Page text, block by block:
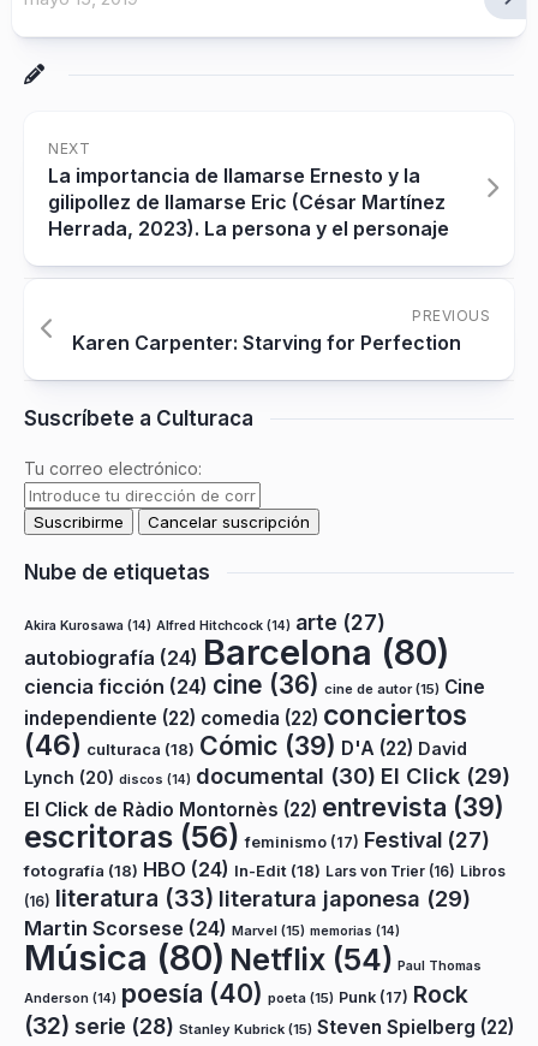
NEXT
La importancia de llamarse Ernesto y la
gilipollez de llamarse Eric (César Martínez
Herrada, 2023). La persona y el personaje
PREVIOUS
Karen Carpenter: Starving for Perfection
Suscríbete a Culturaca
Tu correo electrónico:
Nube de etiquetas
Akira Kurosawa (14) Alfred Hitchcock (14) arte (27)
autobiografía (24) Barcelona (80)
ciencia ficción (24) cine (36) cine de autor(15) Cine
independiente (22) comedia (22) conciertos
(46) culturaca (18) Cómic (39) D'A (22) David
Lynch (20) discos (14) documental (30) El Click (29)
El Click de Ràdio Montornès (22) entrevista (39)
escritoras (56) feminismo (17) Festival (27)
fotografía (18) HBO (24) In-Edit (18) Lars von Trier (16) Libros
(16) literatura (33) literatura japonesa (29)
Martin Scorsese (24) Marvel (15) memorias (14)
Música (80) Netflix (54) Paul Thomas
Anderson (14) poesía (40) poeta (15) Punk (17) Rock
(32) serie (28) Stanley Kubrick (15) Steven Spielberg (22)